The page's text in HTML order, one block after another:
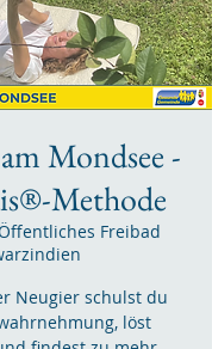
Mondsee -
Methode
Freibad
Neugier schulst du
löst